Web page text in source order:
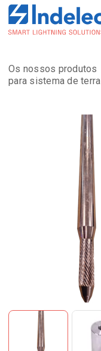
Os nossos produtos
para sistema de terra